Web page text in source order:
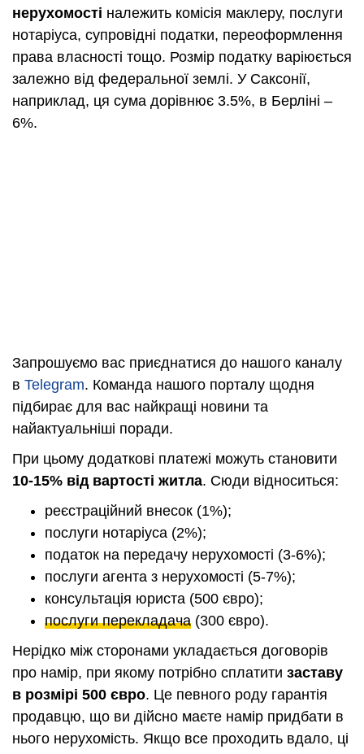
нерухомості належить комісія маклеру, послуги
нотаріуса, супровідні податки, переоформлення
права власності тощо. Розмір податку варіюється
залежно від федеральної землі. У Саксонії,
наприклад, ця сума дорівнює 3.5%, в Берліні –
6%.
Запрошуємо вас приєднатися до нашого каналу
в Telegram. Команда нашого порталу щодня
підбирає для вас найкращі новини та
найактуальніші поради.
При цьому додаткові платежі можуть становити
10-15% від вартості житла. Сюди відноситься:
реєстраційний внесок (1%);
послуги нотаріуса (2%);
податок на передачу нерухомості (3-6%);
послуги агента з нерухомості (5-7%);
консультація юриста (500 євро);
послуги перекладача (300 євро).
Нерідко між сторонами укладається договорів
про намір, при якому потрібно сплатити заставу
в розмірі 500 євро. Це певного роду гарантія
продавцю, що ви дійсно маєте намір придбати в
нього нерухомість. Якщо все проходить вдало, ці